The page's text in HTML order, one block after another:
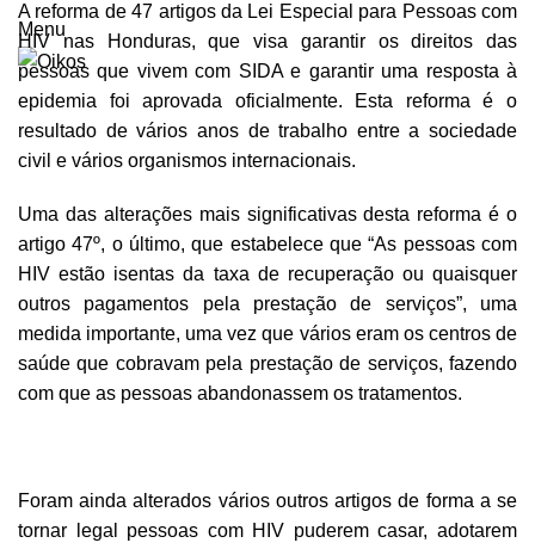
Menu
A reforma de 47 artigos da Lei Especial para Pessoas com
HIV nas Honduras, que visa garantir os direitos das
pessoas que vivem com SIDA e garantir uma resposta à
epidemia foi aprovada oficialmente. Esta reforma é o
resultado de vários anos de trabalho entre a sociedade
civil e vários organismos internacionais.
Uma das alterações mais significativas desta reforma é o
artigo 47º, o último, que estabelece que “As pessoas com
HIV estão isentas da taxa de recuperação ou quaisquer
outros pagamentos pela prestação de serviços”, uma
medida importante, uma vez que vários eram os centros de
saúde que cobravam pela prestação de serviços, fazendo
com que as pessoas abandonassem os tratamentos.
Foram ainda alterados vários outros artigos de forma a se
tornar legal pessoas com HIV puderem casar, adotarem